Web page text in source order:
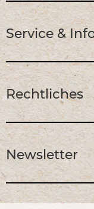
Service &
Rechtliches
Newsletter